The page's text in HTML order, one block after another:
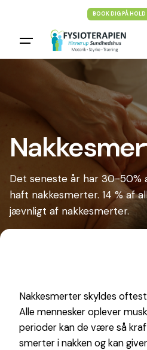
content
BOOK DIG PÅ HOLD
Det seneste år har 30-50%
haft nakkesmerter. 14 % af
jævnligt af nakkesmerter.
Nakkesmerter skyldes
Alle mennesker oplever
perioder kan de være så
smerter i nakken og kan